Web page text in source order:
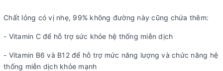
Chất lỏng có vị nhẹ, 99% không đường này cũng chứa thêm:
- Vitamin C để hỗ trợ sức khỏe hệ thống miễn dịch
- Vitamin B6 và B12 để hỗ trợ mức năng lượng và chức năng hệ
thống miễn dịch khỏe mạnh